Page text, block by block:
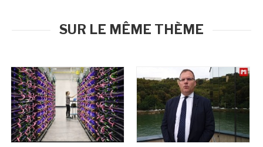
SUR LE MÊME THÈME